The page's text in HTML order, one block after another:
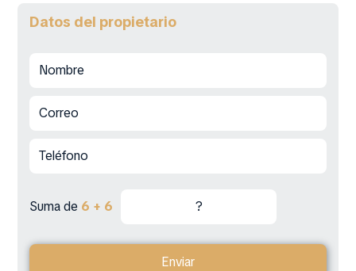
Datos del propietario
Suma de 6 + 6
Enviar